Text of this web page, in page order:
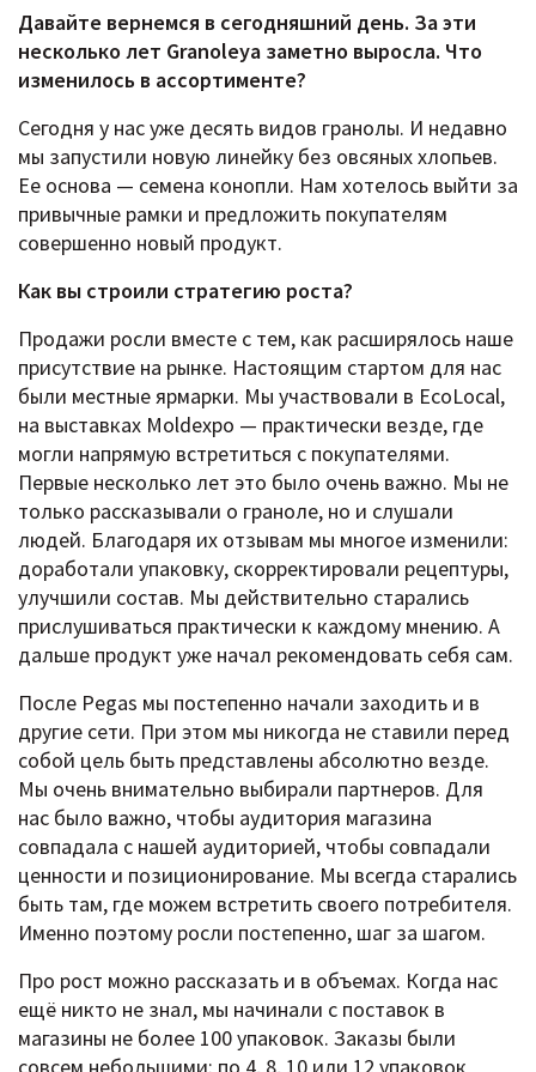
Давайте вернемся в сегодняшний день. За эти
несколько лет Granoleya заметно выросла. Что
изменилось в ассортименте?
Сегодня у нас уже десять видов гранолы. И недавно
мы запустили новую линейку без овсяных хлопьев.
Ее основа — семена конопли. Нам хотелось выйти за
привычные рамки и предложить покупателям
совершенно новый продукт.
Как вы строили стратегию роста?
Продажи росли вместе с тем, как расширялось наше
присутствие на рынке. Настоящим стартом для нас
были местные ярмарки. Мы участвовали в EcoLocal,
на выставках Moldexpo — практически везде, где
могли напрямую встретиться с покупателями.
Первые несколько лет это было очень важно. Мы не
только рассказывали о граноле, но и слушали
людей. Благодаря их отзывам мы многое изменили:
доработали упаковку, скорректировали рецептуры,
улучшили состав. Мы действительно старались
прислушиваться практически к каждому мнению. А
дальше продукт уже начал рекомендовать себя сам.
После Pegas мы постепенно начали заходить и в
другие сети. При этом мы никогда не ставили перед
собой цель быть представлены абсолютно везде.
Мы очень внимательно выбирали партнеров. Для
нас было важно, чтобы аудитория магазина
совпадала с нашей аудиторией, чтобы совпадали
ценности и позиционирование. Мы всегда старались
быть там, где можем встретить своего потребителя.
Именно поэтому росли постепенно, шаг за шагом.
Про рост можно рассказать и в объемах. Когда нас
ещё никто не знал, мы начинали с поставок в
магазины не более 100 упаковок. Заказы были
совсем небольшими: по 4, 8, 10 или 12 упаковок